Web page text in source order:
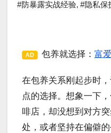
#防暴露实战经验, #隐私保
AD 包养就选择： 富
在包养关系刚起步时
点的选择。想象一下
啡店，却没想到对方
处，或者坚持在偏僻